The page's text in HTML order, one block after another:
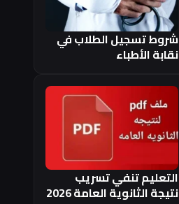
شروط تسجيل الطلاب في
نقابة الأطباء
التعليم تنفي تسريب
نتيجة الثانوية العامة 2026